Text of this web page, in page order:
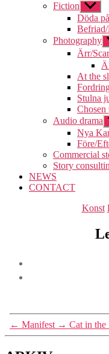
Fiction Visa
Döda
Photography
Ärr/
At the
Stulna
Chosen
Audio drama
Nya
Före/
Commercial
Story
NEWS
CONTACT
Konst
← Manifest → Cat in the